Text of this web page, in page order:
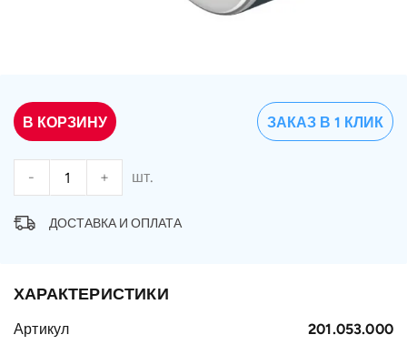
В КОРЗИНУ
- + шт.
ЗАКАЗ В 1 КЛИК
ДОСТАВКА И ОПЛАТА
ХАРАКТЕРИСТИКИ
Артикул 201.053.000